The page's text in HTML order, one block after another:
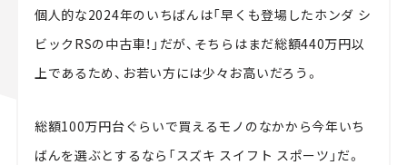
個人的な2024年のいちばんは「早くも登場したホンダ シ
ビックRSの中古車！」だが、そちらはまだ総額440万円以
上であるため、お若い方には少々お高いだろう。
総額100万円台ぐらいで買えるモノのなかから今年いち
ばんを選ぶとするなら「スズキ スイフト スポーツ」だ。